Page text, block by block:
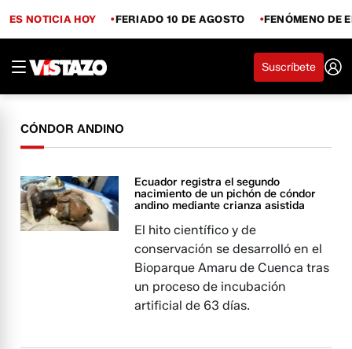
ES NOTICIA HOY FERIADO 10 DE AGOSTO FENÓMENO DE
Suscríbete
CÓNDOR ANDINO
Ecuador registra el segundo
nacimiento de un pichón de cóndor
andino mediante crianza asistida
El hito científico y de
conservación se desarrolló en el
Bioparque Amaru de Cuenca tras
un proceso de incubación
artificial de 63 días.​​​​​